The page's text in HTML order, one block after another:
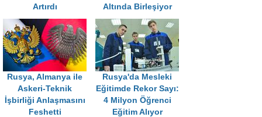
Artırdı
Altında Birleşiyor
Rusya, Almanya ile
Askeri-Teknik
İşbirliği Anlaşmasını
Feshetti
Rusya'da Mesleki
Eğitimde Rekor Sayı:
4 Milyon Öğrenci
Eğitim Alıyor